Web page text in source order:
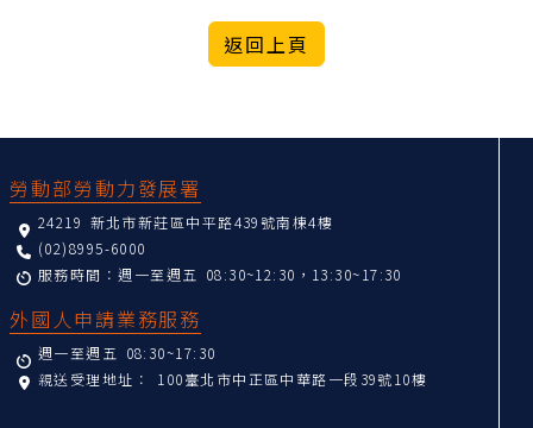
返回上頁
勞動部勞動力發展署
24219 新北市新莊區中平路439號南棟4樓
(02)8995-6000
服務時間：週一至週五 08:30~12:30，13:30~17:30
外國人申請業務服務
週一至週五 08:30~17:30
親送受理地址： 100臺北市中正區中華路一段39號10樓